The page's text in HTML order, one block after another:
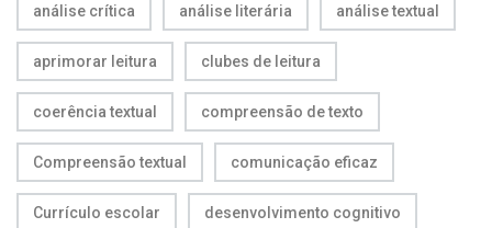
análise crítica análise literária análise textual
aprimorar leitura clubes de leitura
coerência textual compreensão de texto
Compreensão textual comunicação eficaz
Currículo escolar desenvolvimento cognitivo